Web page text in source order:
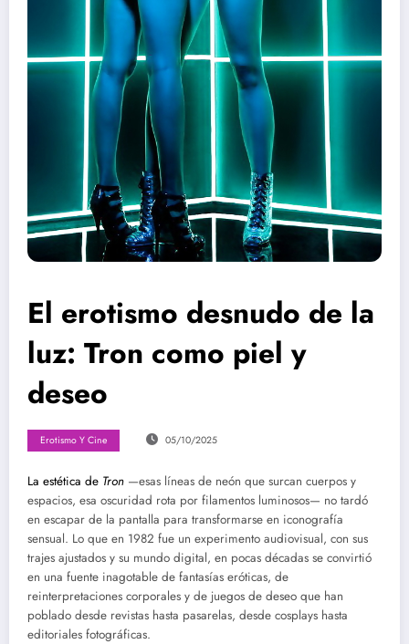
El erotismo desnudo de la
luz: Tron como piel y
deseo
Erotismo Y Cine 05/10/2025
La estética de Tron —esas líneas de neón que surcan cuerpos y
espacios, esa oscuridad rota por filamentos luminosos— no tardó
en escapar de la pantalla para transformarse en iconografía
sensual. Lo que en 1982 fue un experimento audiovisual, con sus
trajes ajustados y su mundo digital, en pocas décadas se convirtió
en una fuente inagotable de fantasías eróticas, de
reinterpretaciones corporales y de juegos de deseo que han
poblado desde revistas hasta pasarelas, desde cosplays hasta
editoriales fotográficas.